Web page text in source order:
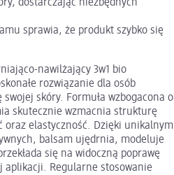
dostarczając niezbędnych
sprawia, że produkt szybko się
nawilżający 3w1 bio
rozwiązanie dla osób
skóry. Formuła wzbogacona o
skutecznie wzmacnia strukturę
oraz elastyczność. Dzięki unikalnym
balsam ujędrnia, modeluje
się na widoczną poprawę
aplikacji. Regularne stosowanie